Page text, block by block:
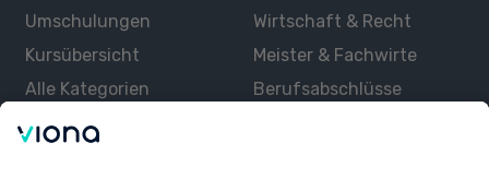
Umschulungen
Kursübersicht
Alle Kategorien
Wirtschaft & Recht
Meister & Fachwirte
Berufsabschlüsse
Über uns